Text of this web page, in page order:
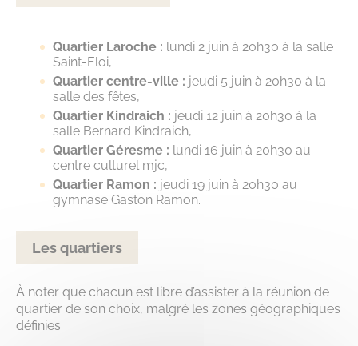
Quartier Laroche : lundi 2 juin à 20h30 à la salle
Saint-Eloi,
Quartier centre-ville : jeudi 5 juin à 20h30 à la
salle des fêtes,
Quartier Kindraich : jeudi 12 juin à 20h30 à la
salle Bernard Kindraich,
Quartier Géresme : lundi 16 juin à 20h30 au
centre culturel mjc,
Quartier Ramon : jeudi 19 juin à 20h30 au
gymnase Gaston Ramon.
Les quartiers
À noter que chacun est libre d’assister à la réunion de
quartier de son choix, malgré les zones géographiques
définies.